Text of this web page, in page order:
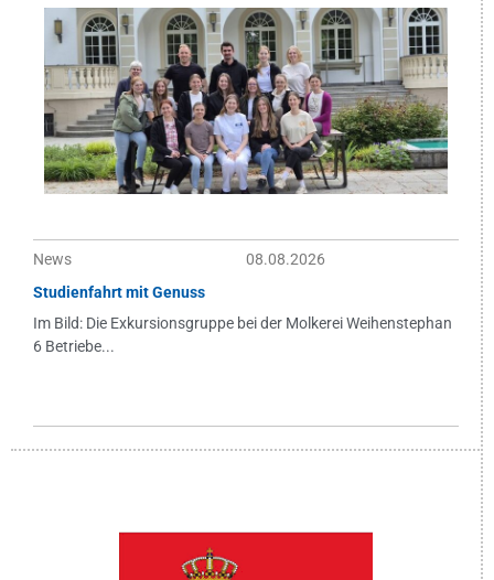
News
08.08.2026
Studienfahrt mit Genuss
Im Bild: Die Exkursionsgruppe bei der Molkerei Weihenstephan
6 Betriebe...